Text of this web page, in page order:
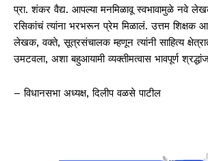
प्रा. शंकर वैद्य. आपल्या मनमिळावू स्वभावामुळे नवे लेखक,
रसिकांचं त्यांना भरभरून प्रेम मिळालं. उत्तम शिक्षक
लेखक, वक्ते, सूत्रसंचालक म्हणून त्यांनी साहित्य
उमटवला, अशा बहुआयामी व्यक्तीमत्वास भावपूर्ण
– विधानसभा अध्यक्ष, दिलीप वळसे पाटील